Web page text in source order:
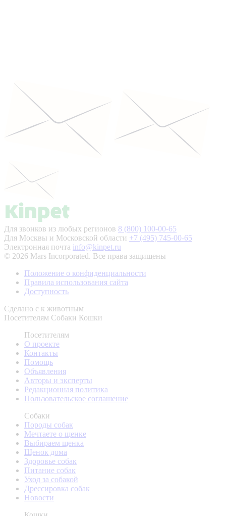
Для звонков из любых регионов 8 (800) 100-00-65
Для Москвы и Московской области +7 (495) 745-00-65
Электронная почта info@kinpet.ru
© 2026 Mars Incorporated. Все права защищены
Положение о конфиденциальности
Правила использования сайта
Доступность
Сделано с к животным
Посетителям Собаки Кошки
Посетителям
О проекте
Контакты
Помощь
Объявления
Авторы и эксперты
Редакционная политика
Пользовательское соглашение
Собаки
Породы собак
Мечтаете о щенке
Выбираем щенка
Щенок дома
Здоровье собак
Питание собак
Уход за собакой
Дрессировка собак
Новости